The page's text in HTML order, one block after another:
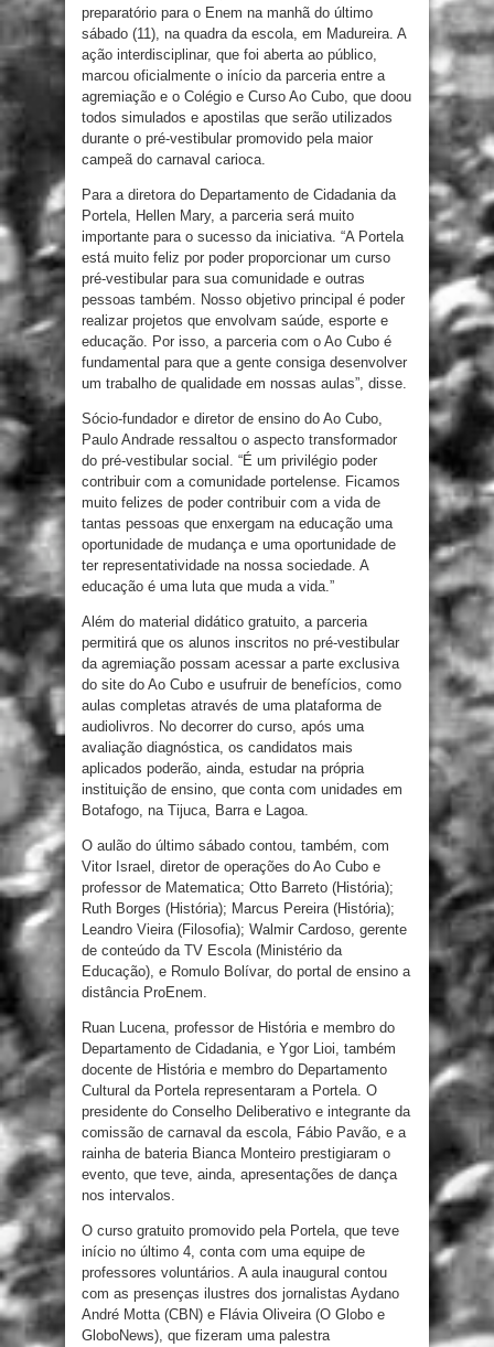
preparatório para o Enem na manhã do último
sábado (11), na quadra da escola, em Madureira. A
ação interdisciplinar, que foi aberta ao público,
marcou oficialmente o início da parceria entre a
agremiação e o Colégio e Curso Ao Cubo, que doou
todos simulados e apostilas que serão utilizados
durante o pré-vestibular promovido pela maior
campeã do carnaval carioca.
Para a diretora do Departamento de Cidadania da
Portela, Hellen Mary, a parceria será muito
importante para o sucesso da iniciativa. “A Portela
está muito feliz por poder proporcionar um curso
pré-vestibular para sua comunidade e outras
pessoas também. Nosso objetivo principal é poder
realizar projetos que envolvam saúde, esporte e
educação. Por isso, a parceria com o Ao Cubo é
fundamental para que a gente consiga desenvolver
um trabalho de qualidade em nossas aulas”, disse.
Sócio-fundador e diretor de ensino do Ao Cubo,
Paulo Andrade ressaltou o aspecto transformador
do pré-vestibular social. “É um privilégio poder
contribuir com a comunidade portelense. Ficamos
muito felizes de poder contribuir com a vida de
tantas pessoas que enxergam na educação uma
oportunidade de mudança e uma oportunidade de
ter representatividade na nossa sociedade. A
educação é uma luta que muda a vida.”
Além do material didático gratuito, a parceria
permitirá que os alunos inscritos no pré-vestibular
da agremiação possam acessar a parte exclusiva
do site do Ao Cubo e usufruir de benefícios, como
aulas completas através de uma plataforma de
audiolivros. No decorrer do curso, após uma
avaliação diagnóstica, os candidatos mais
aplicados poderão, ainda, estudar na própria
instituição de ensino, que conta com unidades em
Botafogo, na Tijuca, Barra e Lagoa.
O aulão do último sábado contou, também, com
Vitor Israel, diretor de operações do Ao Cubo e
professor de Matematica; Otto Barreto (História);
Ruth Borges (História); Marcus Pereira (História);
Leandro Vieira (Filosofia); Walmir Cardoso, gerente
de conteúdo da TV Escola (Ministério da
Educação), e Romulo Bolívar, do portal de ensino a
distância ProEnem.
Ruan Lucena, professor de História e membro do
Departamento de Cidadania, e Ygor Lioi, também
docente de História e membro do Departamento
Cultural da Portela representaram a Portela. O
presidente do Conselho Deliberativo e integrante da
comissão de carnaval da escola, Fábio Pavão, e a
rainha de bateria Bianca Monteiro prestigiaram o
evento, que teve, ainda, apresentações de dança
nos intervalos.
O curso gratuito promovido pela Portela, que teve
início no último 4, conta com uma equipe de
professores voluntários. A aula inaugural contou
com as presenças ilustres dos jornalistas Aydano
André Motta (CBN) e Flávia Oliveira (O Globo e
GloboNews), que fizeram uma palestra